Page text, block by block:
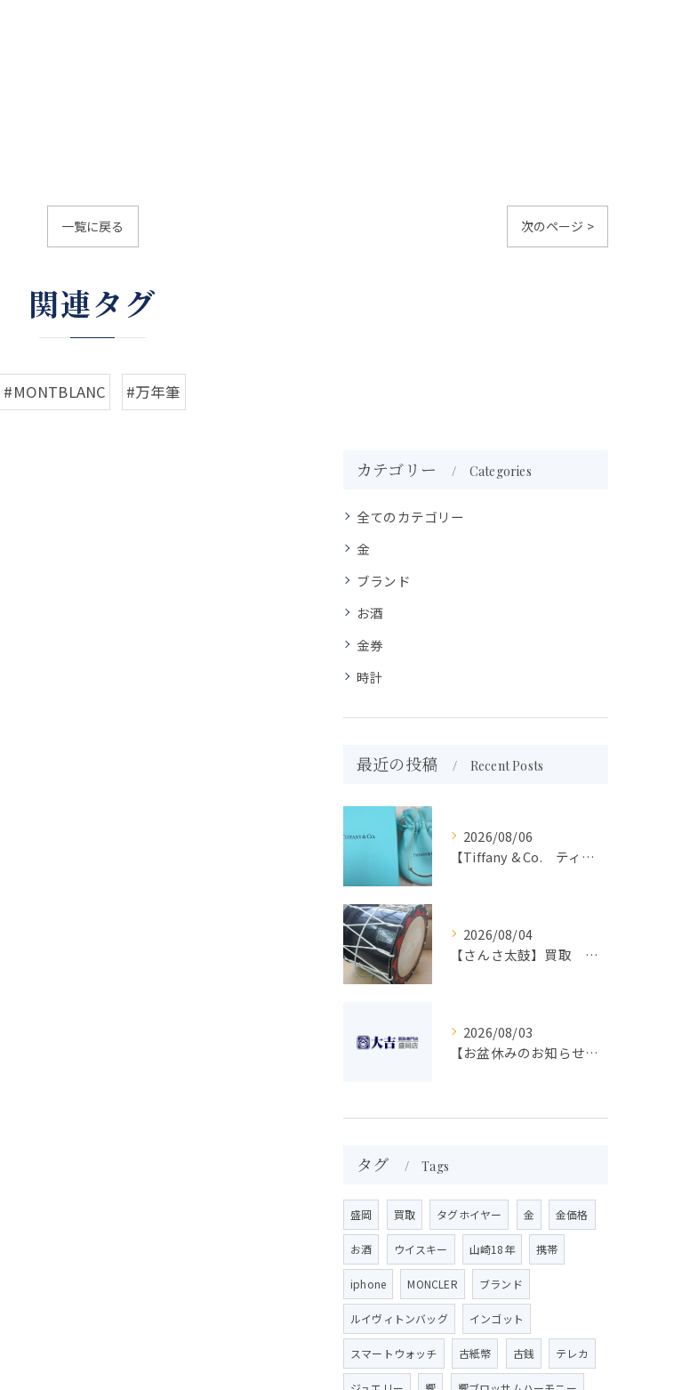
一覧に戻る 次のページ >
関連タグ
#MONTBLANC #万年筆
カテゴリー Categories
全てのカテゴリー
金
ブランド
お酒
金券
時計
最近の投稿 Recent Posts
2026/08/06
【Tiffany & Co. ティファニー】買取 大吉盛岡店 アクセサリー買取しました！！
2026/08/04
【さんさ太鼓】買取 大吉盛岡店 楽器 買取します！！
2026/08/03
【お盆休みのお知らせ】買取専門 大吉 盛岡店
タグ Tags
盛岡 買取 タグホイヤー 金 金価格
お酒 ウイスキー 山崎18年 携帯
iphone MONCLER ブランド
ルイヴィトンバッグ インゴット
スマートウォッチ 古紙幣 古銭 テレカ